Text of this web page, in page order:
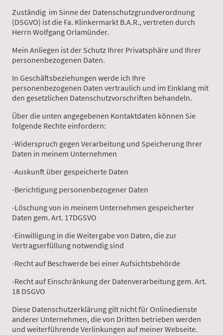
Zuständig im Sinne der Datenschutzgrundverordnung
(DSGVO) ist die Fa. Klinkermarkt B.A.R., vertreten durch
Herrn Wolfgang Orlamünder.
Mein Anliegen ist der Schutz Ihrer Privatsphäre und Ihrer
personenbezogenen Daten.
In Geschäftsbeziehungen werde ich Ihre
personenbezogenen Daten vertraulich und im Einklang mit
den gesetzlichen Datenschutzvorschriften behandeln.
Über die unten angegebenen Kontaktdaten können Sie
folgende Rechte einfordern:
-Widerspruch gegen Verarbeitung und Speicherung Ihrer
Daten in meinem Unternehmen
-Auskunft über gespeicherte Daten
-Berichtigung personenbezogener Daten
-Löschung von in meinem Unternehmen gespeicherter
Daten gem. Art. 17DGSVO
-Einwilligung in die Weitergabe von Daten, die zur
Vertragserfüllung notwendig sind
-Recht auf Beschwerde bei einer Aufsichtsbehörde
-Recht auf Einschränkung der Datenverarbeitung gem. Art.
18 DSGVO
Diese Datenschutzerklärung gilt nicht für Onlinedienste
anderer Unternehmen, die von Dritten betrieben werden
und weiterführende Verlinkungen auf meiner Webseite.